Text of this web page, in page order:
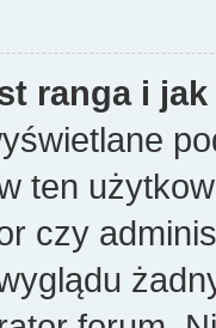
ranga i
ten
czy